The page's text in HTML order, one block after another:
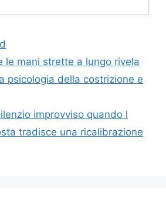
le mani strette a lungo rivela
psicologia della costrizione e
improvviso quando l
tradisce una ricalibrazione